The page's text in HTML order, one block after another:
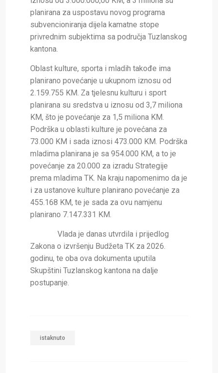
planirana za uspostavu novog programa
subvencioniranja dijela kamatne stope
privrednim subjektima sa područja Tuzlanskog
kantona.
Oblast kulture, sporta i mladih takođe ima
planirano povećanje u ukupnom iznosu od
2.159.755 KM. Za tjelesnu kulturu i sport
planirana su sredstva u iznosu od 3,7 miliona
KM, što je povećanje za 1,5 miliona KM.
Podrška u oblasti kulture je povećana za
73.000 KM i sada iznosi 473.000 KM. Podrška
mladima planirana je sa 954.000 KM, a to je
povećanje za 20.000 za izradu Strategije
prema mladima TK. Na kraju napomenimo da je
i za ustanove kulture planirano povećanje za
455.168 KM, te je sada za ovu namjenu
planirano 7.147.331 KM.
Vlada je danas utvrdila i prijedlog
Zakona o izvršenju Budžeta TK za 2026.
godinu, te oba ova dokumenta uputila
Skupštini Tuzlanskog kantona na dalje
postupanje.
istaknuto